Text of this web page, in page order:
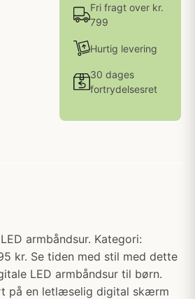
Fri fragt over kr.
799
Hurtig levering
30 dages
fortrydelsesret
armbåndsur. Kategori:
kr. Se tiden med stil med dette
LED armbåndsur til børn.
på en letlæselig digital skærm